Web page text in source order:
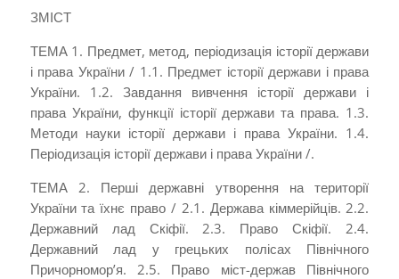
ЗМІСТ
ТЕМА 1. Предмет, метод, періодизація історії держави
і права України / 1.1. Предмет історії держави і права
України. 1.2. Завдання вивчення історії держави і
права України, функції історії держави та права. 1.3.
Методи науки історії держави і права України. 1.4.
Періодизація історії держави і права України /.
ТЕМА 2. Перші державні утворення на території
України та їхнє право / 2.1. Держава кіммерійців. 2.2.
Державний лад Скіфії. 2.3. Право Скіфії. 2.4.
Державний лад у грецьких полісах Північного
Причорномор’я. 2.5. Право міст-держав Північного